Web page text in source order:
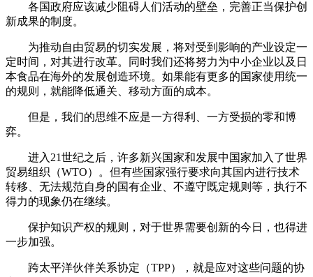
各国政府应该减少阻碍人们活动的壁垒，完善正当保护创
新成果的制度。
为推动自由贸易的切实发展，将对受到影响的产业设定一
定时间，对其进行改革。同时我们还将努力为中小企业以及日
本食品在海外的发展创造环境。如果能有更多的国家使用统一
的规则，就能降低通关、移动方面的成本。
但是，我们的思维不应是一方得利、一方受损的零和博
弈。
进入21世纪之后，许多新兴国家和发展中国家加入了世界
贸易组织（WTO）。但有些国家强行要求向其国内进行技术
转移、无法规范自身的国有企业、不遵守既定规则等，执行不
得力的现象仍在继续。
保护知识产权的规则，对于世界需要创新的今日，也得进
一步加强。
跨太平洋伙伴关系协定（TPP），就是应对这些问题的协